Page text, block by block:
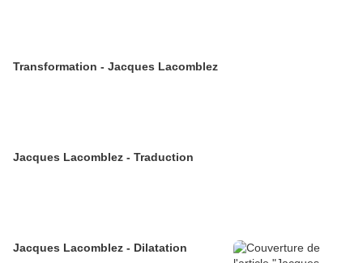
Transformation - Jacques Lacomblez
Jacques Lacomblez - Traduction
Jacques Lacomblez - Dilatation